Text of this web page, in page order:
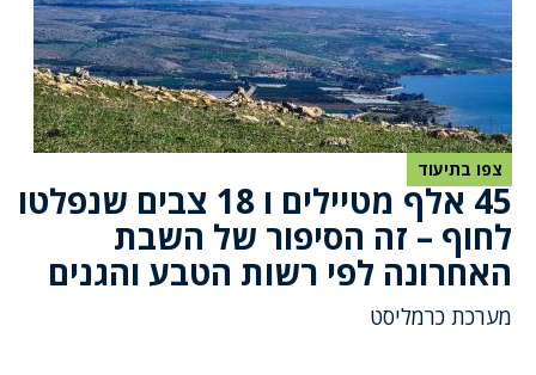
צפו בתיעוד
45 אלף מטיילים ו 18 צבים שנפלטו
לחוף – זה הסיפור של השבת
האחרונה לפי רשות הטבע והגנים
מערכת כרמליסט